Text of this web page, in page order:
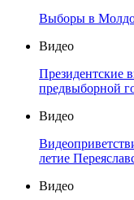
Выборы в
Видео
Президентские
предвыборной
Видео
летие
Видео